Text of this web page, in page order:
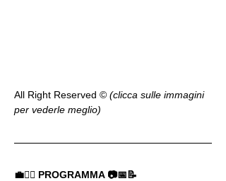
All Right Reserved ©️ (clicca sulle immagini
per vederle meglio)
💼🚶‍♂️ PROGRAMMA 📷📅📝